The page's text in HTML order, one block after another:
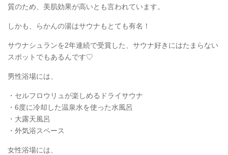
質のため、美肌効果が高いとも言われています。
しかも、らかんの湯はサウナもとても有名！
サウナシュランを2年連続で受賞した、サウナ好きにはたまらない
スポットでもあるんです♡
男性浴場には、
・セルフロウリュが楽しめるドライサウナ
・6度に冷却した温泉水を使った水風呂
・大露天風呂
・外気浴スペース
女性浴場には、